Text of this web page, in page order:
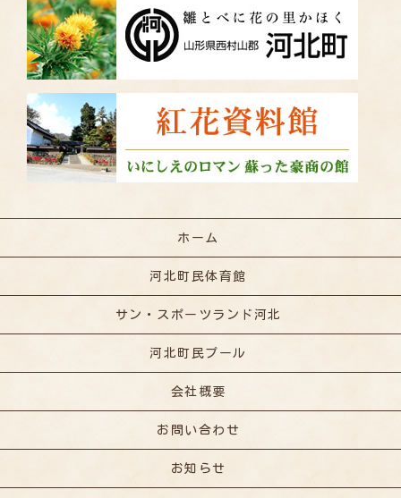
ホーム
河北町民体育館
サン・スポーツランド河北
河北町民プール
会社概要
お問い合わせ
お知らせ